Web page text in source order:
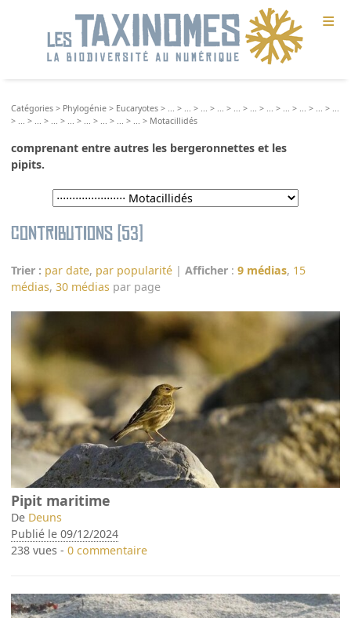
≡
Catégories > Phylogénie > Eucaryotes > > > > > > > > > > >
>
> > > > > > > > Motacillidés
comprenant entre autres les bergeronnettes et les
pipits.
Contributions (53)
Trier : par date, par popularité |Afficher :9 médias, 15
médias,30 médias par page
Pipit maritime
De Deuns
Publié le 09/12/2024
238 vues -0 commentaire